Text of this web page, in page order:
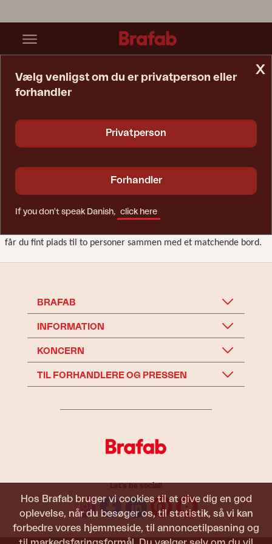
Hos Brafab bruger vi cookies til at give dig en god
oplevelse, når du besøger os, til statistik, så vi kan
forbedre vores hjemmeside, til annoncetilpasning og
Café sets
Cafésæt
får du fint plads til to personer sammen med et matchende bord.
x
Vælg venligst om du er privatperson eller
forhandler
Privatperson
Forhandler
If you don't speak Danish, click here
BRAFAB
INFORMATION
KONCERN
TIL FORHANDLERE OG PRESSEN
Let's be social!